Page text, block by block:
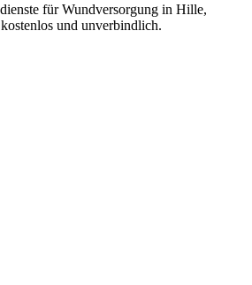
für Wundversorgung in Hille,
und unverbindlich.